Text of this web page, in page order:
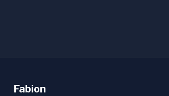
Fabion